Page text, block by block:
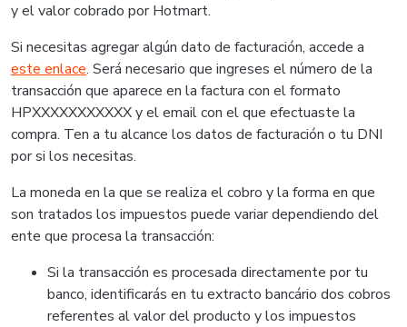
y el valor cobrado por Hotmart.
Si necesitas agregar algún dato de facturación, accede a
este enlace. Será necesario que ingreses el número de la
transacción que aparece en la factura con el formato
HPXXXXXXXXXXX y el email con el que efectuaste la
compra. Ten a tu alcance los datos de facturación o tu DNI
por si los necesitas.
La moneda en la que se realiza el cobro y la forma en que
son tratados los impuestos puede variar dependiendo del
ente que procesa la transacción:
Si la transacción es procesada directamente por tu
banco, identificarás en tu extracto bancário dos cobros
referentes al valor del producto y los impuestos